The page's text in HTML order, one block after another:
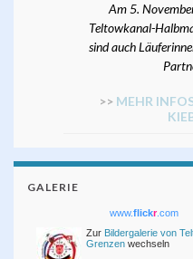
Am 5.
Teltowkanal-
sind auch
>> MEHR
GALERIE
www.flickr.com
Zur Bildergalerie von
Grenzen wechseln